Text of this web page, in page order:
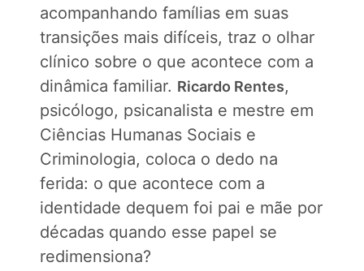
acompanhando famílias em suas
transições mais difíceis, traz o olhar
clínico sobre o que acontece com a
dinâmica familiar. Ricardo Rentes,
psicólogo, psicanalista e mestre em
Ciências Humanas Sociais e
Criminologia, coloca o dedo na
ferida: o que acontece com a
identidade dequem foi pai e mãe por
décadas quando esse papel se
redimensiona?